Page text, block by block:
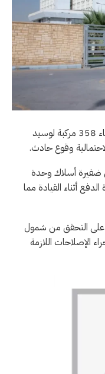
أعلنت وزارة التجارة، اليوم (الأربعاء)، استدعاء 358 مركبة لوسيد
ضفيرة أسلاك وحدة
أثناء القيادة مما
على التحقق من شمول
الإصلاحات اللازمة